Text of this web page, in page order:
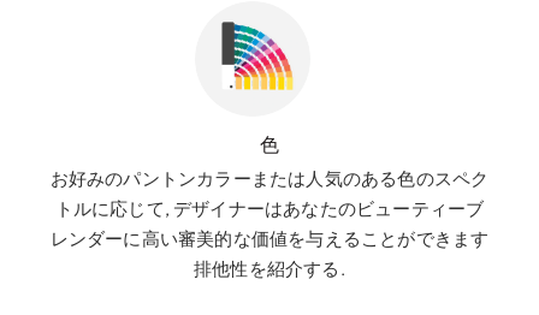
色
お好みのパントンカラーまたは人気のある色のスペク
トルに応じて, デザイナーはあなたのビューティーブ
レンダーに高い審美的な価値を与えることができます
排他性を紹介する.